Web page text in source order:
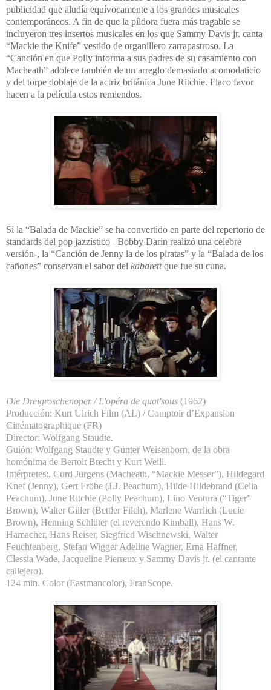
publicidad que aludía equívocamente a los grandes musicales
contemporáneos. A fin de que la píldora fuera más tragable se
incluyeron tres insertos musicales en los que Sammy Davis jr. canta
“Mackie the Knife” vestido de organillero zarrapastroso. La
“Canción en que Polly informa a sus padres de su casamiento con
Macheath” adolece también de un arreglo demasiado acomodaticio
y del torpe doblaje de la actriz británica June Ritchie. Flaco favor
hacen a la película estos remiendos.
Si la “Balada de Mackie” se ha convertido en parte del repertorio de
standards del pop jazzístico –Bobby Darin realizó una celebre
versión-, la “Canción de Jenny la de los piratas” y la “Balada de los
cañones” conservan el sabor del kabarettque fue su cuna.
Die Dreigroschenoper / L'opéra de quat'sous (1962)
Producción: Kurt Ulrich Film (AL) / Comptoir d’Expansion
Cinématographique (FR)
Director: Wolfgang Staudte.
Guión: Wolfgang Staudte y Günter Weisenborn, de la obra
homónima de Bertolt Brecht y Kurt Weill.
Intérpretes:, Curd Jürgens (Macheath, “Mackie Messer”), Hildegard
Knef (Jenny), Gert Fröbe (J.J. Peachum), Hilde Hildebrand (Celia
Peachum), June Ritchie (Polly Peachum), Lino Ventura (“Tiger”
Brown), Walter Giller (Bettler Filch), Marlene Warrlich (Lucie
Brown), Henning Schlüter (el reverendo Kimball), Hans W.
Hamacher, Hans Reiser, Siegfried Wischnewski, Walter
Feuchtenberg, Stefan Wigger Adeline Wagner, Erna Haffner,
Clessia Wade, Jacqueline Pierreux y Sammy Davis jr. (el cantante
callejero).
124 min. Color (Eastmancolor), FranScope.